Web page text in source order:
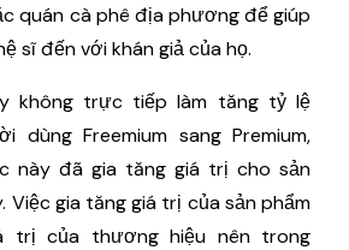
quán cà phê địa phương để giúp
sĩ đến với khán giả của họ.
không trực tiếp làm tăng tỷ lệ
dùng Freemium sang Premium,
này đã gia tăng giá trị cho sản
Việc gia tăng giá trị của sản phẩm
trị của thương hiệu nên trong